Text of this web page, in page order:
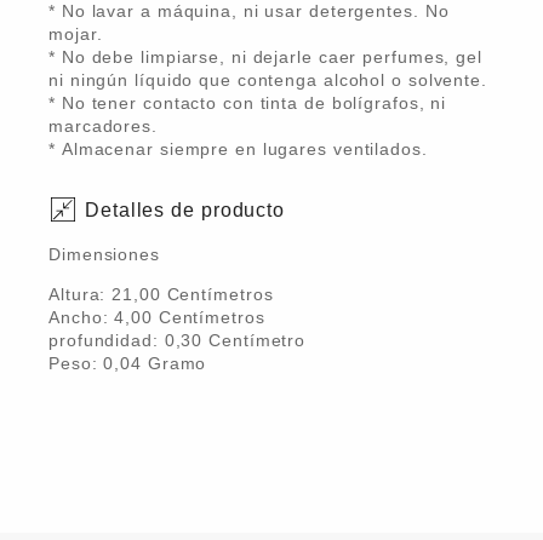
* No lavar a máquina, ni usar detergentes. No
mojar.
* No debe limpiarse, ni dejarle caer perfumes, gel
ni ningún líquido que contenga alcohol o solvente.
* No tener contacto con tinta de bolígrafos, ni
marcadores.
* Almacenar siempre en lugares ventilados.
Detalles de producto
Dimensiones
Altura: 21,00 Centímetros
Ancho:4,00 Centímetros
profundidad: 0,30 Centímetro
Peso:0,04 Gramo